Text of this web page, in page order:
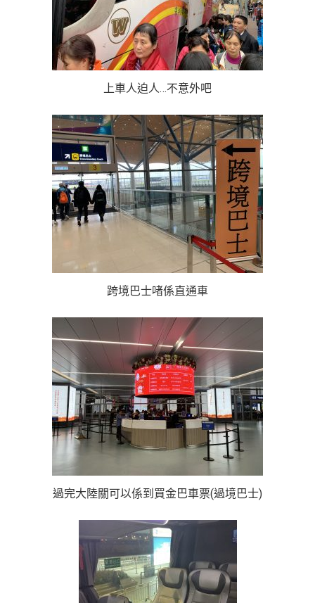
上車人迫人…不意外吧
跨境巴士啫係直通車
過完大陸關可以係到買金巴車票(過境巴士)